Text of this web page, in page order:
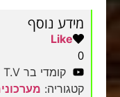
מידע נוסף
Like
0
קומדי בר T.V
קטגוריה: